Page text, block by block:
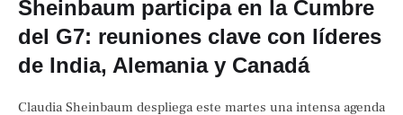
Sheinbaum participa en la Cumbre
del G7: reuniones clave con líderes
de India, Alemania y Canadá
Claudia Sheinbaum despliega este martes una intensa agenda